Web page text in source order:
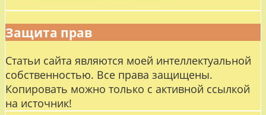
Защита прав
Статьи сайта являются моей интеллектуальной
собственностью. Все права защищены.
Копировать можно только с активной ссылкой
на источник!